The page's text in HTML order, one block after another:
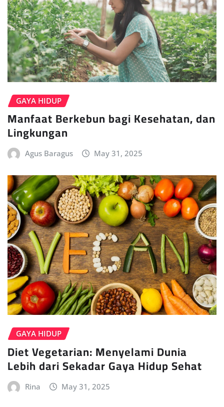
GAYA HIDUP
Manfaat Berkebun bagi Kesehatan, dan
Lingkungan
Agus Baragus May 31, 2025
GAYA HIDUP
Diet Vegetarian: Menyelami Dunia
Lebih dari Sekadar Gaya Hidup Sehat
Rina May 31, 2025